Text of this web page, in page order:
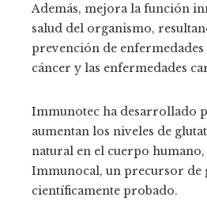
Además, mejora la función
salud del organismo,
prevención de
cáncer y las enfermedades
Immunotec ha desarrollado
aumentan los niveles de
natural en el cuerpo
Immunocal, un precursor de
científicamente probado.